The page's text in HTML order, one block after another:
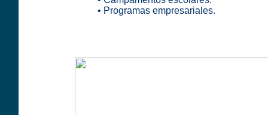
• Programas empresariales.